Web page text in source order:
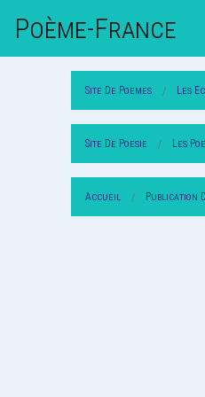
Poème-FrAnce
Site De Poemes Les
Site De Poesie Les
Accueil Publication